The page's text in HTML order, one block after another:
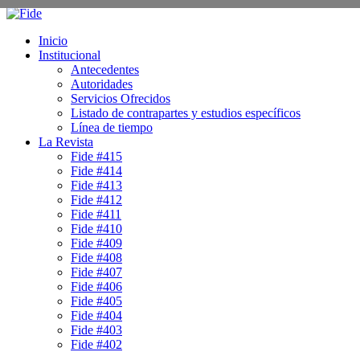
Inicio
Institucional
Antecedentes
Autoridades
Servicios Ofrecidos
Listado de contrapartes y estudios específicos
Línea de tiempo
La Revista
Fide #415
Fide #414
Fide #413
Fide #412
Fide #411
Fide #410
Fide #409
Fide #408
Fide #407
Fide #406
Fide #405
Fide #404
Fide #403
Fide #402